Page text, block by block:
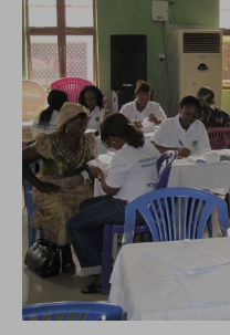
conto del fatto che il blocco
condizionare l’esperienza
funzionamento. Premendo
selezione relativa ai cookie
stata selezionata alcuna
equivarrà a rifiutare tutti i
possibile consultare la
Cookie strettamente
Cookie di analisi
Cookies di marketing